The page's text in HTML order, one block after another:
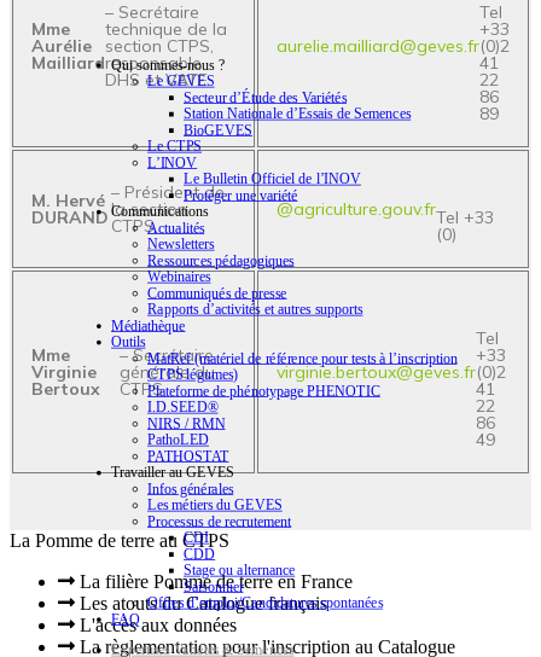
Mme
Aurélie
Mailliard
– Secrétaire
technique de la
section CTPS,
responsable
DHS et VATE
aurelie.mailliard@geves.fr
Tel
+33
(0)2
41
22
86
89
M. Hervé
DURAND
– Président de
la section
CTPS
@agriculture.gouv.frTel +33
(0)
Mme
Virginie
Bertoux
– Secrétaire
générale du
CTPS
virginie.bertoux@geves.fr
Tel
+33
(0)2
41
22
86
49
La Pomme de terre au CTPS
La filière Pomme de terre en France
Les atouts du Catalogue français
L'accès aux données
La règlementation pour l'inscription au Catalogue
Qui sommes-nous ?
Le GEVES
Secteur d’Étude des Variétés
Station Nationale d’Essais de Semences
BioGEVES
Le CTPS
L’INOV
Le Bulletin Officiel de l’INOV
Protéger une variété
Communications
Actualités
Newsletters
Ressources pédagogiques
Webinaires
Communiqués de presse
Rapports d’activités et autres supports
Médiathèque
Outils
MatRef (matériel de référence pour tests à l’inscription
CTPS légumes)
Plateforme de phénotypage PHENOTIC
I.D.SEED®
NIRS / RMN
PathoLED
PATHOSTAT
Travailler au GEVES
Infos générales
Les métiers du GEVES
Processus de recrutement
CDI
CDD
Stage ou alternance
Saisonnier
Offres d’emploi/Candidatures spontanées
FAQ
Expertises Variétés & Semences